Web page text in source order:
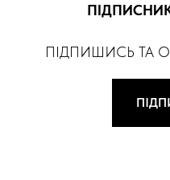
ПІДПИШИСЬ ТА